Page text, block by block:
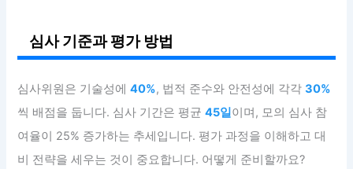
심사 기준과 평가 방법
심사위원은 기술성에40%, 법적 준수와 안전성에 각각30%
씩 배점을 둡니다. 심사 기간은 평균45일이며, 모의 심사 참
여율이 25% 증가하는 추세입니다. 평가 과정을 이해하고 대
비 전략을 세우는 것이 중요합니다. 어떻게 준비할까요?